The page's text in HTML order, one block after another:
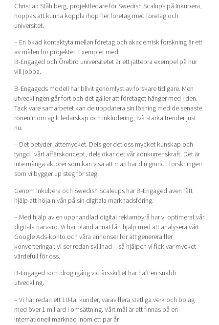
Christian Ståhlberg, projektledare för Swedish Scalups på Inkubera,
hoppas att kunna koppla ihop fler företag med företag och
universitet.
– En ökad kontaktyta mellan företag och akademisk forskning är ett
av målen för projektet. Exemplet med
B-Engaged och Örebro universitetet är ett jättebra exempel på hur
vill jobba.
B-Engageds modell har blivit genomlyst av forskare tidigare. Men
utvecklingen går fort och det gäller att företaget hänger med i den.
Tack vare samarbetet kan de uppdatera sin lösning med de senaste
rönen inom agilt ledarskap och inkludering, två starka trender just
nu.
– Det betyder jättemycket. Dels ger det oss mycket kunskap och
tyngd i vårt affärskoncept, dels ökar det vår konkurrenskraft. Det är
inte många aktörer som kan visa att man har din grund i forskningen
som vi bygger up steg för steg.
Genom Inkubera och Swedish Scaleups har B-Engaged även fått
hjälp att höja nivån på sin digitala marknadsföring.
– Med hjälp av en upphandlad digital reklambyrå har vi optimerat vår
digitala närvaro. Vi har bland annat fått hjälp med att analysera vårt
Google Ads-konto och våra annonser för att generera fler
konverteringar. Vi ser redan skillnad – så hjälpen vi fick var mycket
värdefull för oss.
B-Engaged som drog igång vid årsskiftet har haft en snabb
utveckling.
– Vi har redan ett 10-tal kunder, varav flera statliga verk och bolag
med över 1 miljard i omsättning. Vårt mål är att finnas på en
internationell marknad inom ett par år.